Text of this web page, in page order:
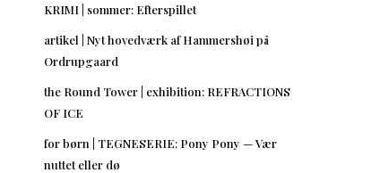
KRIMI | sommer: Efterspillet
artikel | Nyt hovedværk af Hammershøi på
Ordrupgaard
the Round Tower | exhibition: REFRACTIONS
OF ICE
for børn | TEGNESERIE: Pony Pony — Vær
nuttet eller dø